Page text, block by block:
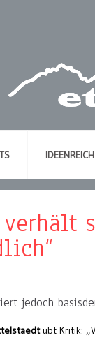
IDEENREICH
verhält
jedoch
übt Kritik: